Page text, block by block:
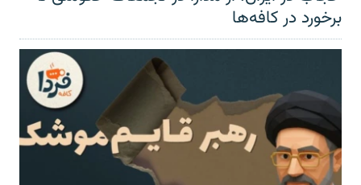
برخورد در کافه‌ها